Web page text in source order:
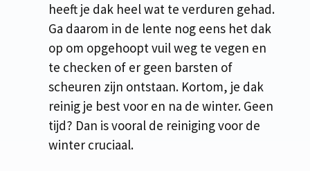
heeft je dak heel wat te verduren gehad.
Ga daarom in de lente nog eens het dak
op om opgehoopt vuil weg te vegen en
te checken of er geen barsten of
scheuren zijn ontstaan. Kortom, je dak
reinig je best voor en na de winter. Geen
tijd? Dan is vooral de reiniging voor de
winter cruciaal.